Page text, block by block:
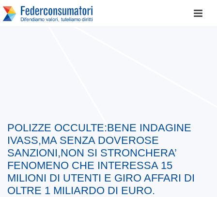
POLIZZE OCCULTE:BENE INDAGINE
IVASS,MA SENZA DOVEROSE
SANZIONI,NON SI STRONCHERA’
FENOMENO CHE INTERESSA 15
MILIONI DI UTENTI E GIRO AFFARI DI
OLTRE 1 MILIARDO DI EURO.